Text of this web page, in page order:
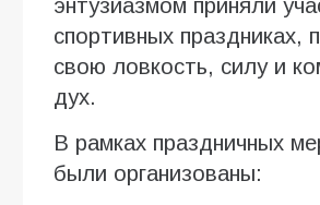
энтузиазмом приняли
спортивных праздниках,
свою ловкость, силу и
дух.
В рамках праздничных
были организованы: